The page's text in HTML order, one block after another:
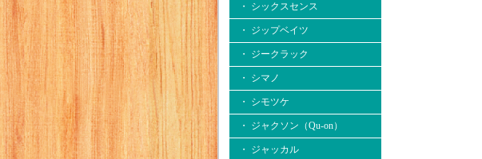
・ シックスセンス
・ ジップベイツ
・ ジークラック
・ シマノ
・ シモツケ
・ ジャクソン（Qu-on）
・ ジャッカル